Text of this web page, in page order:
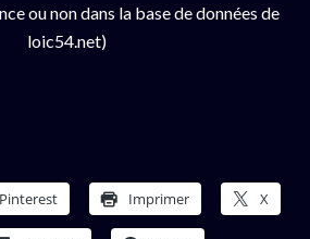
ou non dans la base de données de
loic54.net)
Pinterest Imprimer X